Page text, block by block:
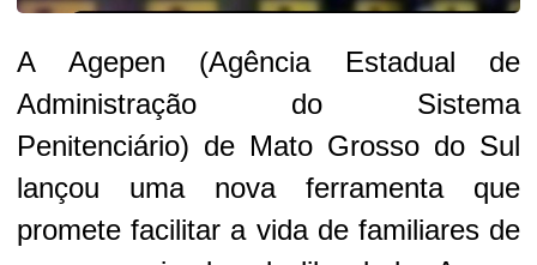
A Agepen (Agência Estadual de
Administração do Sistema
Penitenciário) de Mato Grosso do Sul
lançou uma nova ferramenta que
promete facilitar a vida de familiares de